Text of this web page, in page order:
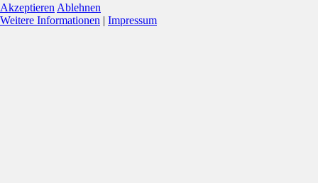
Akzeptieren Ablehnen
Weitere Informationen | Impressum